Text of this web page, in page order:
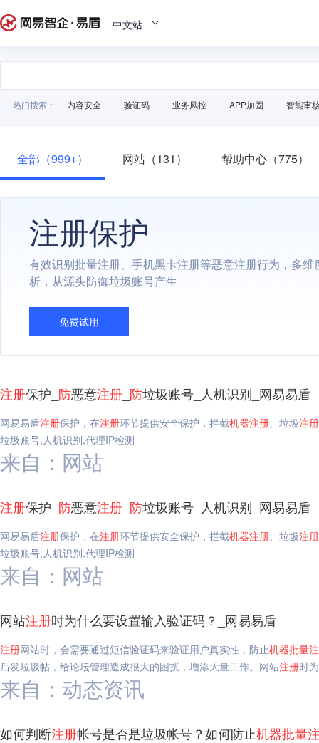
中文站
热门搜索： 内容安全 验证码 业务风控 APP加固 智能审
全部（999+） 网站（131） 帮助中心（775）
注册保护
有效识别批量注册、手机黑卡注册等恶意注册行为，多维
析，从源头防御垃圾账号产生
免费试用
注册保护_ 防恶意注册 防垃圾账号_人机识别_网易易盾
网易易盾注册保护，在注册环节提供安全保护，拦截机器注册、垃圾注册
垃圾账号,人机识别,代理IP检测
来自：网站
注册保护_ 防恶意注册 防垃圾账号_人机识别_网易易盾
网易易盾注册保护，在注册环节提供安全保护，拦截机器注册、垃圾注册
垃圾账号,人机识别,代理IP检测
来自：网站
网站注册时为什么要设置输入验证码？_网易易盾
注册网站时，会需要通过短信验证码来验证用户真实性，防止机器批量
后发垃圾帖，给论坛管理造成很大的困扰，增添大量工作。网站注册时
来自：动态资讯
如何判断注册帐号是否是垃圾帐号？如何防止机器批量